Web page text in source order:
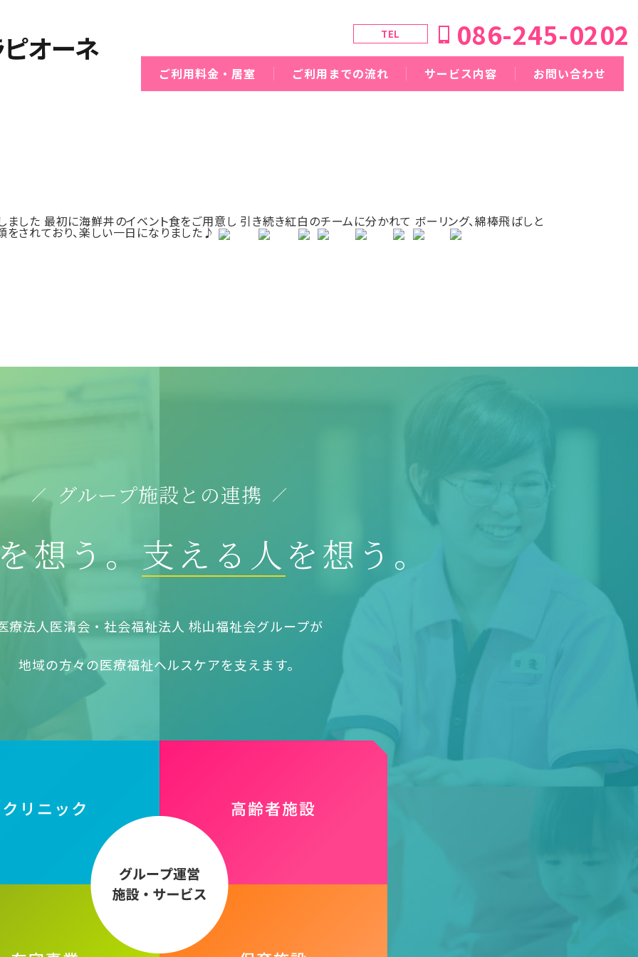
ご利用料金・居室 ご利用までの流れ サービス内容 お問い合わせ
TEL 086-245-0202
した 最初に海鮮丼のイベント食をご用意し 引き続き紅白のチームに分かれて ボーリング、綿棒飛ばしと
されており、楽しい一日になりました♪
グループ施設との連携
想う。 支える人 を想う。
療法人医清会・社会福祉法人 桃山福祉会グループが
地域の方々の医療福祉ヘルスケアを支えます。